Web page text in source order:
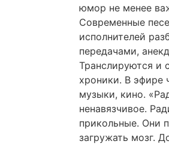
юмор не менее
Современные
исполнителей
передачами,
Транслируются и
хроники. В эфире
музыки, кино.
ненавязчивое.
прикольные. Они
загружать мозг.